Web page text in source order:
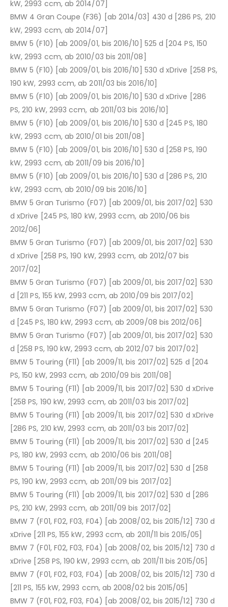
kW, 2993 ccm, ab 2014/07]
BMW 4 Gran Coupe (F36) [ab 2014/03] 430 d [286 PS, 210
kW, 2993 ccm, ab 2014/07]
BMW 5 (F10) [ab 2009/01, bis 2016/10] 525 d [204 PS, 150
kW, 2993 ccm, ab 2010/03 bis 2011/08]
BMW 5 (F10) [ab 2009/01, bis 2016/10] 530 d xDrive [258 PS,
190 kW, 2993 ccm, ab 2011/03 bis 2016/10]
BMW 5 (F10) [ab 2009/01, bis 2016/10] 530 d xDrive [286
PS, 210 kW, 2993 ccm, ab 2011/03 bis 2016/10]
BMW 5 (F10) [ab 2009/01, bis 2016/10] 530 d [245 PS, 180
kW, 2993 ccm, ab 2010/01 bis 2011/08]
BMW 5 (F10) [ab 2009/01, bis 2016/10] 530 d [258 PS, 190
kW, 2993 ccm, ab 2011/09 bis 2016/10]
BMW 5 (F10) [ab 2009/01, bis 2016/10] 530 d [286 PS, 210
kW, 2993 ccm, ab 2010/09 bis 2016/10]
BMW 5 Gran Turismo (F07) [ab 2009/01, bis 2017/02] 530
d xDrive [245 PS, 180 kW, 2993 ccm, ab 2010/06 bis
2012/06]
BMW 5 Gran Turismo (F07) [ab 2009/01, bis 2017/02] 530
d xDrive [258 PS, 190 kW, 2993 ccm, ab 2012/07 bis
2017/02]
BMW 5 Gran Turismo (F07) [ab 2009/01, bis 2017/02] 530
d [211 PS, 155 kW, 2993 ccm, ab 2010/09 bis 2017/02]
BMW 5 Gran Turismo (F07) [ab 2009/01, bis 2017/02] 530
d [245 PS, 180 kW, 2993 ccm, ab 2009/08 bis 2012/06]
BMW 5 Gran Turismo (F07) [ab 2009/01, bis 2017/02] 530
d [258 PS, 190 kW, 2993 ccm, ab 2012/07 bis 2017/02]
BMW 5 Touring (F11) [ab 2009/11, bis 2017/02] 525 d [204
PS, 150 kW, 2993 ccm, ab 2010/09 bis 2011/08]
BMW 5 Touring (F11) [ab 2009/11, bis 2017/02] 530 d xDrive
[258 PS, 190 kW, 2993 ccm, ab 2011/03 bis 2017/02]
BMW 5 Touring (F11) [ab 2009/11, bis 2017/02] 530 d xDrive
[286 PS, 210 kW, 2993 ccm, ab 2011/03 bis 2017/02]
BMW 5 Touring (F11) [ab 2009/11, bis 2017/02] 530 d [245
PS, 180 kW, 2993 ccm, ab 2010/06 bis 2011/08]
BMW 5 Touring (F11) [ab 2009/11, bis 2017/02] 530 d [258
PS, 190 kW, 2993 ccm, ab 2011/09 bis 2017/02]
BMW 5 Touring (F11) [ab 2009/11, bis 2017/02] 530 d [286
PS, 210 kW, 2993 ccm, ab 2011/09 bis 2017/02]
BMW 7 (F01, F02, F03, F04) [ab 2008/02, bis 2015/12] 730 d
xDrive [211 PS, 155 kW, 2993 ccm, ab 2011/11 bis 2015/05]
BMW 7 (F01, F02, F03, F04) [ab 2008/02, bis 2015/12] 730 d
xDrive [258 PS, 190 kW, 2993 ccm, ab 2011/11 bis 2015/05]
BMW 7 (F01, F02, F03, F04) [ab 2008/02, bis 2015/12] 730 d
[211 PS, 155 kW, 2993 ccm, ab 2008/02 bis 2015/05]
BMW 7 (F01, F02, F03, F04) [ab 2008/02, bis 2015/12] 730 d